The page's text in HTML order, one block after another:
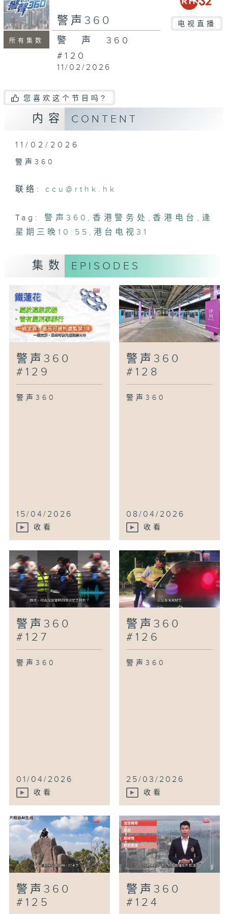
seconds
所有集数
警声360 电视直播
警声360
#120
11/02/2026
您喜欢这个节目吗?
内容 CONTENT
11/02/2026
警声360
联络: ccu@rthk.hk
Tag: 警声360 , 香港警务处 , 香港电台 , 逢
星期三晚10:55 ,港台电视31
集数 EPISODES
警声360
#129
警声360
15/04/2026
收看
警声360
#128
警声360
08/04/2026
收看
警声360
#127
警声360
01/04/2026
收看
警声360
#126
警声360
25/03/2026
收看
警声360
#125
警声360
#124